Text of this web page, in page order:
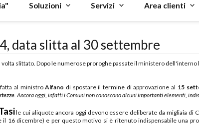
Soluzioni Servizi Area clienti
data slitta al 30 settembre
volta slittato. Dopo le numerose proroghe passate il ministero dell'interno
al ministroAlfano di spostare il termine di approvazione al 15
. Ancora oggi, infatti i Comuni non conoscono alcuni importanti elementi,
le cui aliquote ancora oggi devono essere deliberate da migliaia di
16 dicembre) e per questo motivo si è ritenuto indispensabile una